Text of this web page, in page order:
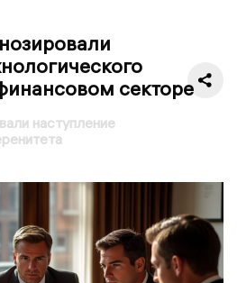
секторе
наступление